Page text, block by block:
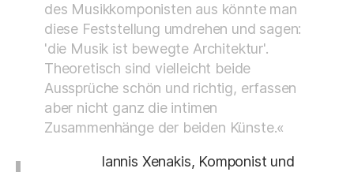
des Musikkomponisten aus könnte man
diese Feststellung umdrehen und sagen:
'die Musik ist bewegte Architektur'.
Theoretisch sind vielleicht beide
Aussprüche schön und richtig, erfassen
aber nicht ganz die intimen
Zusammenhänge der beiden Künste.«
Iannis Xenakis, Komponist und